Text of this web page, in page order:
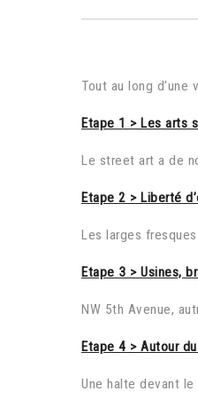
Tout au long
Etape 1 > Les arts
Le street art a de
Etape 2 > Liberté
Les larges
Etape 3 > Usines,
NW 5th Avenue,
Etape 4 > Autour
Une halte devant